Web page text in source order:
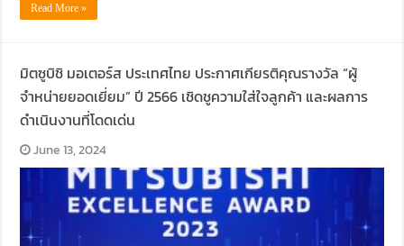
Read More »
มิตซูบิชิ มอเตอร์ส ประเทศไทย ประกาศเกียรติคุณรางวัล “ผู้
จำหน่ายยอดเยี่ยม” ปี 2566 เชิดชูความใส่ใจลูกค้า และผลการ
ดำเนินงานที่โดดเด่น
June 13, 2024